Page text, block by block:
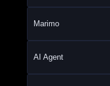
Marimo
AI Agent